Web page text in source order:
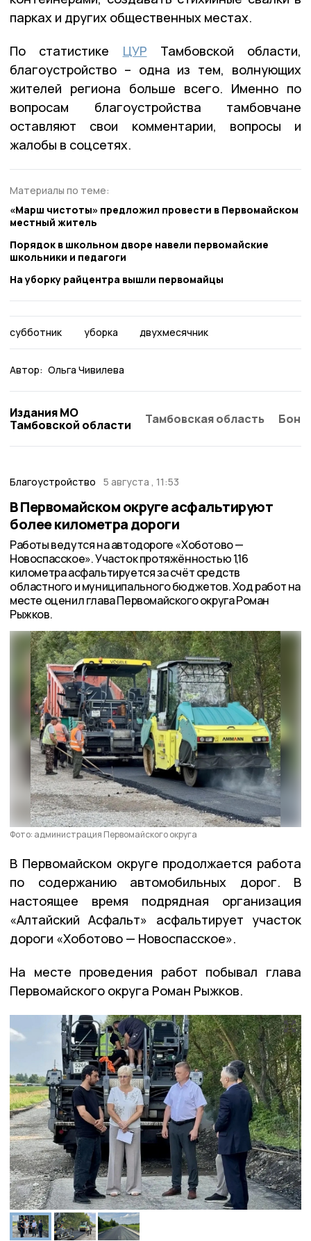
парках и других общественных местах.
По статистике ЦУР Тамбовской области,
благоустройство – одна из тем, волнующих
жителей региона больше всего. Именно по
вопросам благоустройства тамбовчане
оставляют свои комментарии, вопросы и
жалобы в соцсетях.
Материалы по теме:
«Марш чистоты» предложил провести в Первомайском
местный житель
Порядок в школьном дворе навели первомайские
школьники и педагоги
На уборку райцентра вышли первомайцы
субботник уборка двухмесячник
Автор: Ольга Чивилева
Издания МО
Тамбовской области
Тамбовская область
Благоустройство 5 августа , 11:53
В Первомайском округе асфальтируют
более километра дороги
Работы ведутся на автодороге «Хоботово —
Новоспасское». Участок протяжённостью 1,16
километра асфальтируется за счёт средств
областного и муниципального бюджетов. Ход работ на
месте оценил глава Первомайского округа Роман
Рыжков.
Фото: администрация Первомайского округа
В Первомайском округе продолжается работа
по содержанию автомобильных дорог. В
настоящее время подрядная организация
«Алтайский Асфальт» асфальтирует участок
дороги «Хоботово — Новоспасское».
На месте проведения работ побывал глава
Первомайского округа Роман Рыжков.